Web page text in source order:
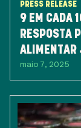
PRESS RELEASE
9 EM CADA
RESPOSTA
ALIMENTAR
maio 7, 2025